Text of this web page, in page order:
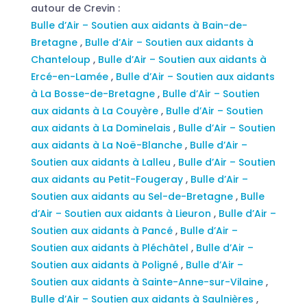
autour de Crevin :
Bulle d’Air – Soutien aux aidants à Bain-de-
Bretagne , Bulle d’Air – Soutien aux aidants à
Chanteloup , Bulle d’Air – Soutien aux aidants à
Ercé-en-Lamée , Bulle d’Air – Soutien aux aidants
à La Bosse-de-Bretagne , Bulle d’Air – Soutien
aux aidants à La Couyère , Bulle d’Air – Soutien
aux aidants à La Dominelais , Bulle d’Air – Soutien
aux aidants à La Noë-Blanche , Bulle d’Air –
Soutien aux aidants à Lalleu , Bulle d’Air – Soutien
aux aidants au Petit-Fougeray , Bulle d’Air –
Soutien aux aidants au Sel-de-Bretagne , Bulle
d’Air – Soutien aux aidants à Lieuron , Bulle d’Air –
Soutien aux aidants à Pancé , Bulle d’Air –
Soutien aux aidants à Pléchâtel , Bulle d’Air –
Soutien aux aidants à Poligné , Bulle d’Air –
Soutien aux aidants à Sainte-Anne-sur-Vilaine ,
Bulle d’Air – Soutien aux aidants à Saulnières ,